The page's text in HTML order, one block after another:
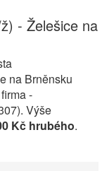
- Želešice na
na Brněnsku
-
Výše
Kč hrubého.